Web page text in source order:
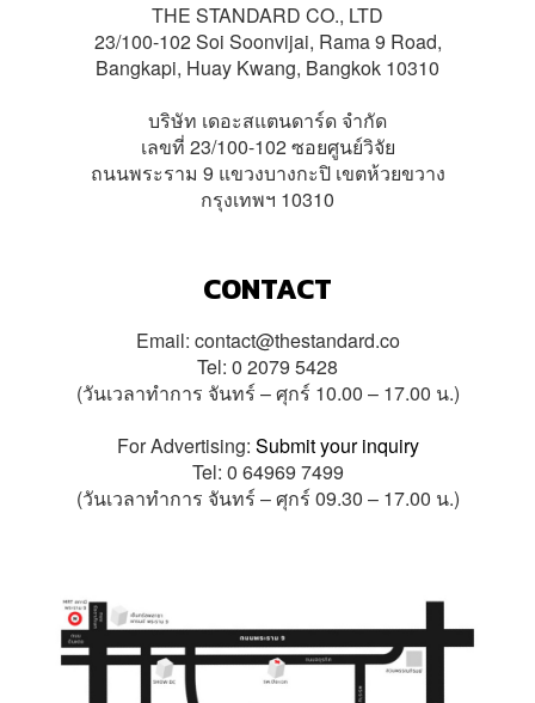
THE STANDARD CO., LTD
23/100-102 Soi Soonvijai, Rama 9 Road,
Bangkapi, Huay Kwang, Bangkok 10310
บริษัท เดอะสแตนดาร์ด จำกัด
เลขที่ 23/100-102 ซอยศูนย์วิจัย
ถนนพระราม 9 แขวงบางกะปิ เขตห้วยขวาง
กรุงเทพฯ 10310
CONTACT
Email: contact@thestandard.co
Tel: 0 2079 5428
(วันเวลาทำการ จันทร์ – ศุกร์ 10.00 – 17.00 น.)
For Advertising: Submit your inquiry
Tel: 0 64969 7499
(วันเวลาทำการ จันทร์ – ศุกร์ 09.30 – 17.00 น.)